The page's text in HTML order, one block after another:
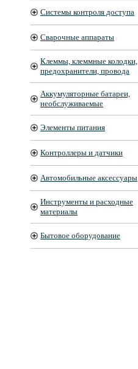
Системы контроля доступа
Сварочные аппараты
Клеммы, клеммные колодки,
предохранители, провода
Аккумуляторные батареи,
необслуживаемые
Элементы питания
Контроллеры и датчики
Автомобильные аксессуары
Инструменты и расходные
материалы
Бытовое оборудование